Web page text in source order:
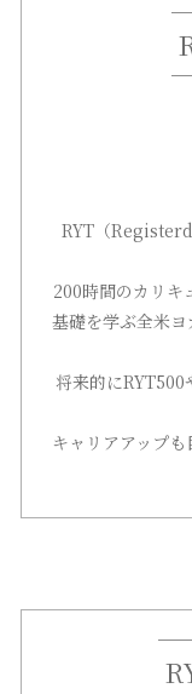
RYT（
200時間のカリキ
基礎を学ぶ全米
将来的にRYT500
キャリアアップ